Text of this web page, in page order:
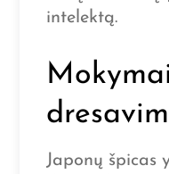
intelektą.
Japonų špicas